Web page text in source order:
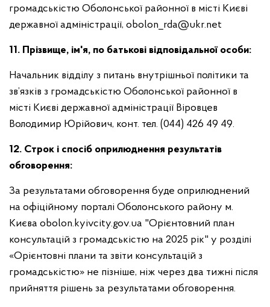
громадськістю Оболонської районної в місті Києві
державної адміністрації, obolon_rda@ukr.net
11. Прізвище, ім'я, по батькові відповідальної особи:
Начальник відділу з питань внутрішньої політики та
зв’язків з громадськістю Оболонської районної в
місті Києві державної адміністрації Віровцев
Володимир Юрійович, конт. тел. (044) 426 49 49.
12. Строк і спосіб оприлюднення результатів
обговорення:
За результатами обговорення буде оприлюднений
на офіційному порталі Оболонського району м.
Києва obolon.kyivcity.gov.ua "Орієнтовний план
консультацій з громадськістю на 2025 рік" у розділі
«Орієнтовні плани та звіти консультацій з
громадськістю» не пізніше, ніж через два тижні після
прийняття рішень за результатами обговорення.